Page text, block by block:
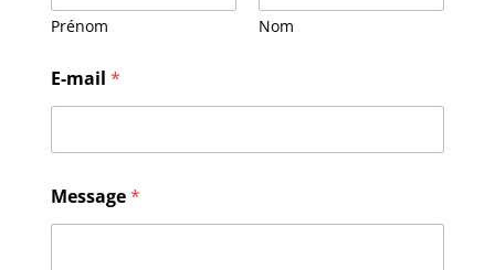
Prénom Nom
-
m
i
M
e
s
E-mail *
Message*